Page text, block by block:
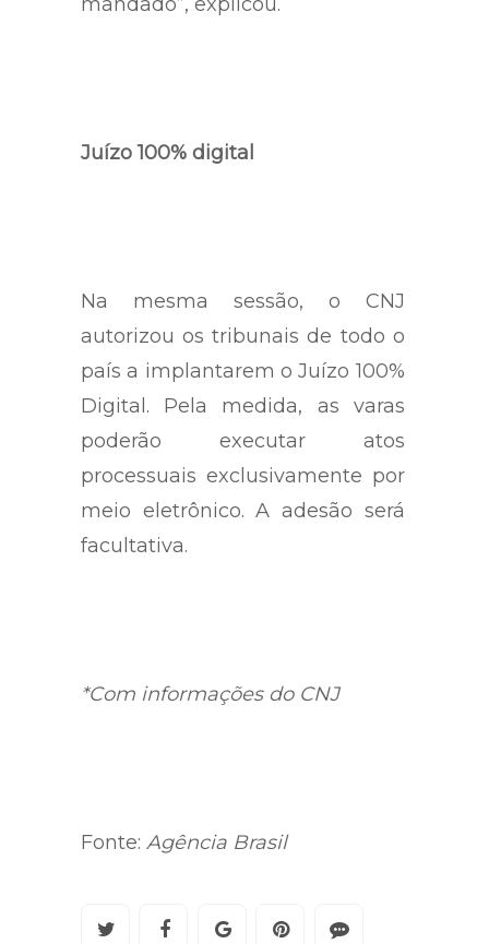
Juízo 100% digital
Na mesma sessão, o CNJ
autorizou os tribunais de todo o
país a implantarem o Juízo 100%
Digital. Pela medida, as varas
poderão executar atos
processuais exclusivamente por
meio eletrônico. A adesão será
facultativa.
*Com informações do CNJ
Fonte: Agência Brasil